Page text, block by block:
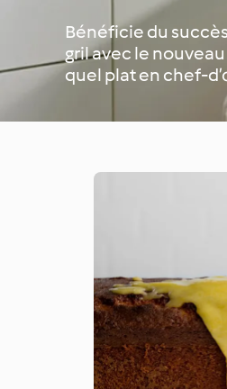
Bénéficie du
gril avec le
quel plat en chef-